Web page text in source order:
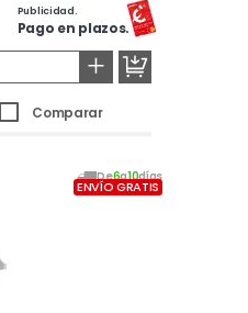
Publicidad.
Pago en plazos.
+
Comparar
De6a10días
ENVÍO GRATIS